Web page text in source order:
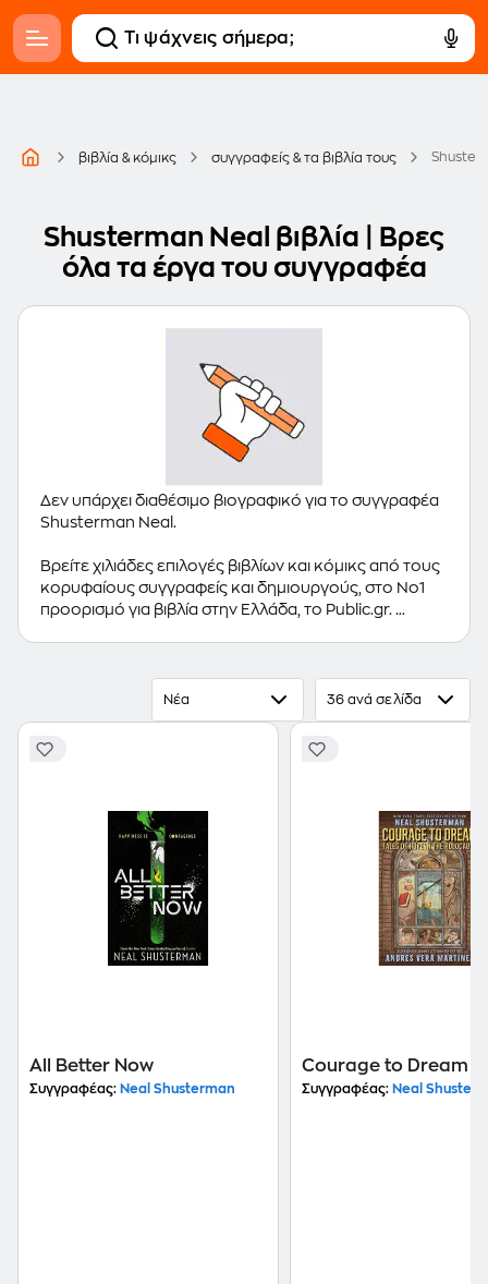
βιβλία & κόμικς συγγραφείς & τα βιβλία τους
Shusterman Neal βιβλία | Βρες
όλα τα έργα του συγγραφέα
Δεν υπάρχει διαθέσιμο βιογραφικό για το συγγραφέα
Shusterman Neal.
Βρείτε χιλιάδες επιλογές βιβλίων και κόμικς από τους
κορυφαίους συγγραφείς και δημιουργούς, στο Νο1
προορισμό για βιβλία στην Ελλάδα, το Public.gr.
Ξενόγλωσσα Βιβλία,Κόμικς
Νέα 36 ανά σελίδα
All Better Now
Συγγραφέας: Neal Shusterman
Courage to Dream
Συγγραφέας: Neal